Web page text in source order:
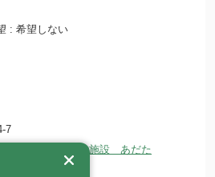
希望しない
7
会 介護老人保健施設 あだた